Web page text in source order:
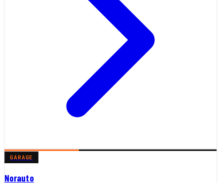
GARAGE
Norauto